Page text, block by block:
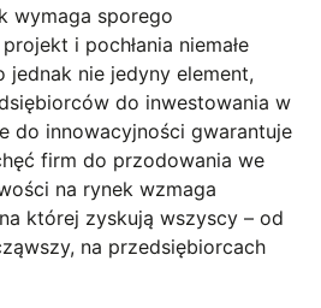
wymaga sporego
i pochłania niemałe
jednak nie jedyny element,
do inwestowania w
do innowacyjności gwarantuje
firm do przodowania we
na rynek wzmaga
której zyskują wszyscy – od
na przedsiębiorcach